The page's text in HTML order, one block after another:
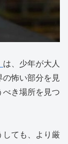
は、少年が大人
の怖い部分を見
べき場所を見つ
しても、より厳